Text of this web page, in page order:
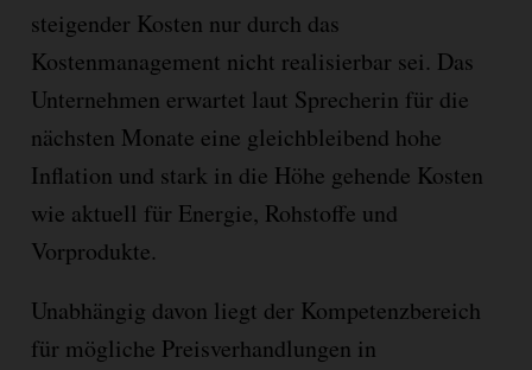
steigender Kosten nur durch das
Kostenmanagement nicht realisierbar sei. Das
Unternehmen erwartet laut Sprecherin für die
nächsten Monate eine gleichbleibend hohe
Inflation und stark in die Höhe gehende Kosten
wie aktuell für Energie, Rohstoffe und
Vorprodukte.
Unabhängig davon liegt der Kompetenzbereich
für mögliche Preisverhandlungen in